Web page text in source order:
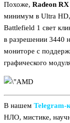
Похоже, Radeon
минимум в Ultra HD,
Battlefield 1 свет
в разрешении 3440
мониторе с
графического
В нашем
НЛО, мистике,